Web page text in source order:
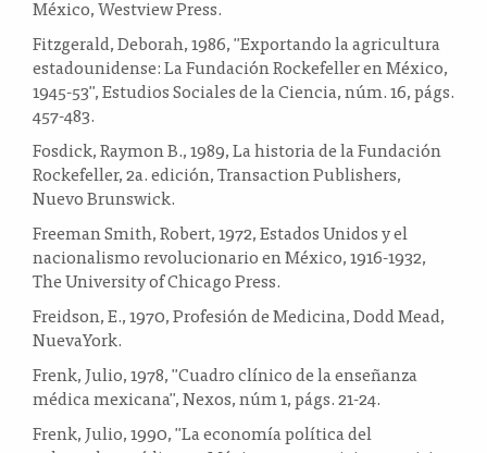
México, Westview Press.
Fitzgerald, Deborah, 1986, "Exportando la agricultura
estadounidense: La Fundación Rockefeller en México,
1945-53", Estudios Sociales de la Ciencia, núm. 16, págs.
457-483.
Fosdick, Raymon B., 1989, La historia de la Fundación
Rockefeller, 2a. edición, Transaction Publishers,
Nuevo Brunswick.
Freeman Smith, Robert, 1972, Estados Unidos y el
nacionalismo revolucionario en México, 1916-1932,
The University of Chicago Press.
Freidson, E., 1970, Profesión de Medicina, Dodd Mead,
NuevaYork.
Frenk, Julio, 1978, "Cuadro clínico de la enseñanza
médica mexicana", Nexos, núm 1, págs. 21-24.
Frenk, Julio, 1990, "La economía política del